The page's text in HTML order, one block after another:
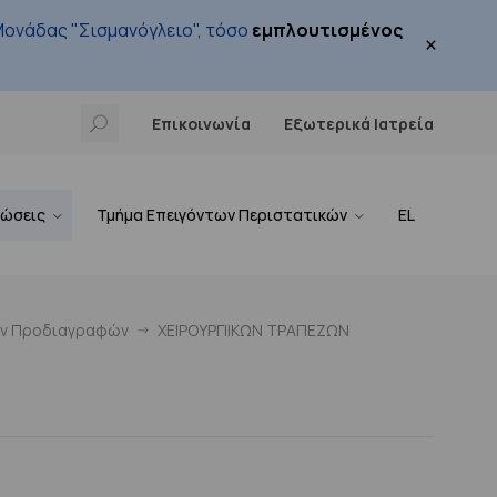
"Σισμανόγλειο", τόσο εμπλουτισμένος ×
Επικοινωνία Εξωτερικά Ιατρεία
Τμήμα Επειγόντων Περιστατικών EL
Προδιαγραφών ΧΕΙΡΟΥΡΓΙΙΚΩΝ ΤΡΑΠΕΖΩΝ